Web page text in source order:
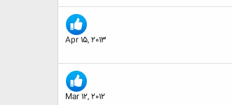
Apr 15, 2013
Mar 12, 2012